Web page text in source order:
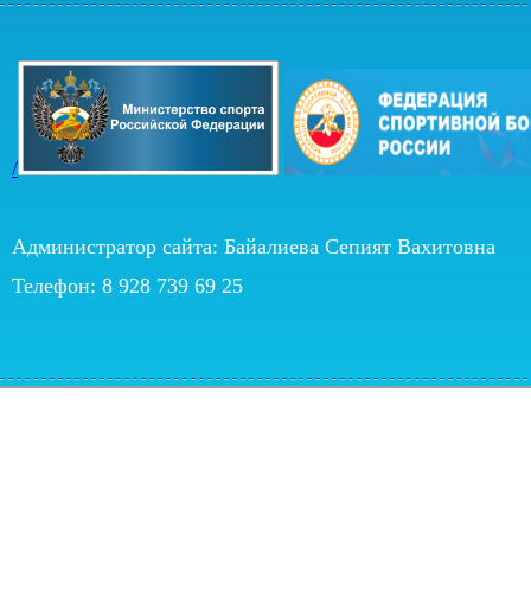
/
Администратор сайта: Байалиева Сепият Вахитовна
Телефон: 8 928 739 69 25